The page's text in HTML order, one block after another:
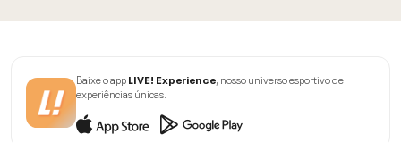
Baixe o appLIVE! Experience, nosso universo esportivo de
experiências únicas.